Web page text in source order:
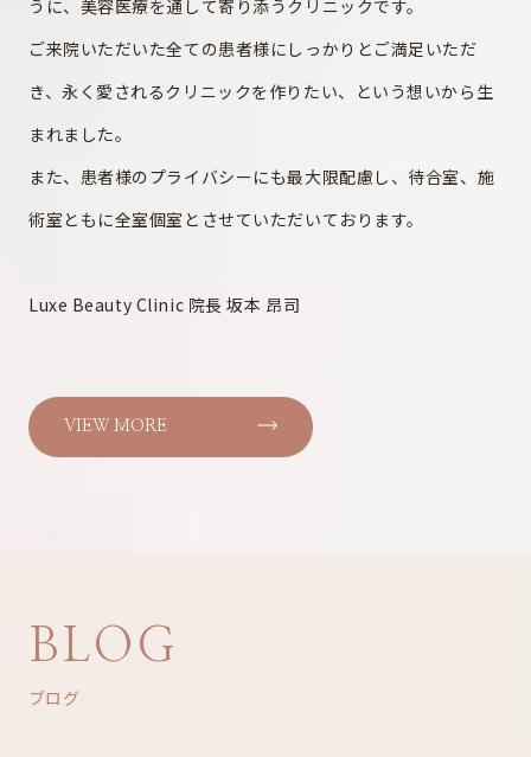
うに、美容医療を通して寄り添うクリニックです。
ご来院いただいた全ての患者様にしっかりとご満足いただ
き、永く愛されるクリニックを作りたい、という想いから生
まれました。
また、患者様のプライバシーにも最大限配慮し、待合室、施
術室ともに全室個室とさせていただいております。
Luxe Beauty Clinic 院長 坂本 昂司
VIEW MORE
BLOG
ブログ